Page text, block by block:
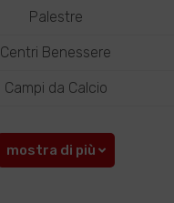
Palestre
Centri Benessere
Campi da Calcio
mostra di più